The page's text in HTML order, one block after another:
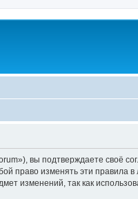
вы подтверждаете своё
право изменять эти правила
изменений, так как